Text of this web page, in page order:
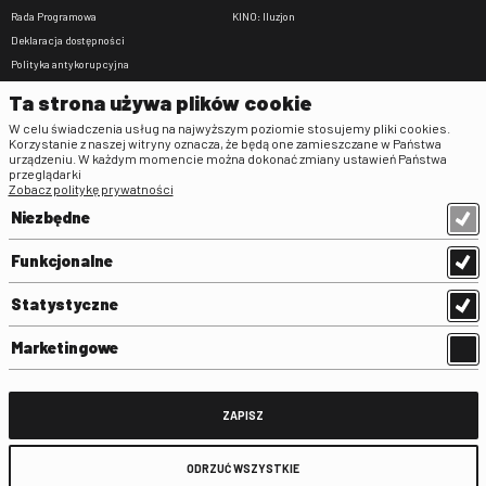
Rada Programowa
Deklaracja dostępności
Polityka antykorupcyjna
Zamówienia publiczne
Praca w FINA
KINO: Iluzjon
Regulaminy
Klauzula informacyjna RODO
Regulamin użytkowania parkingu
Standardy ochrony małoletnich
Regulamin kina Iluzjon
Ta strona używa plików cookie
W celu świadczenia usług na najwyższym poziomie stosujemy pliki cookies.
Korzystanie z naszej witryny oznacza, że będą one zamieszczane w Państwa
urządzeniu. W każdym momencie można dokonać zmiany ustawień Państwa
przeglądarki
Zobacz politykę prywatności
Niezbędne
Funkcjonalne
Statystyczne
Marketingowe
ZAPISZ
ODRZUĆ WSZYSTKIE